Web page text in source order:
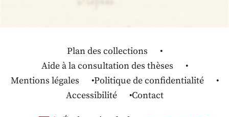
Plan des collections
Aide à la consultation des thèses
Mentions légales
Politique de confidentialité
Accessibilité
Contact